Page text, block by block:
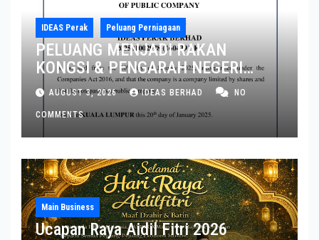
IDEAS Perak Peluang Perniagaan
PELUANG MENJADI RAKAN
KONGSI & PENGARAH NEGERI
PERAK DAN PULAU PINANG
AUGUST 3, 2026 IDEAS BERHAD NO
COMMENTS
Main Business
Ucapan Raya Aidil Fitri 2026